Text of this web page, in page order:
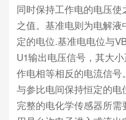
同时保持工作电的电压使
之值。基准电则为电解
定的电位.基准电电位与
U1输出电压信号，其大
作电相等相反的电流信
与参比电间保持恒定的电
完整的电化学传感器所